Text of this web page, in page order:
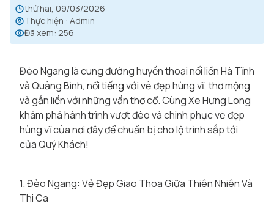
thứ hai, 09/03/2026
Thực hiện : Admin
Đã xem: 256
Đèo Ngang là cung đường huyền thoại nối liền Hà Tĩnh
và Quảng Bình, nổi tiếng với vẻ đẹp hùng vĩ, thơ mộng
và gắn liền với những vần thơ cổ. Cùng Xe Hưng Long
khám phá hành trình vượt đèo và chinh phục vẻ đẹp
hùng vĩ của nơi đây để chuẩn bị cho lộ trình sắp tới
của Quý Khách!
1. Đèo Ngang: Vẻ Đẹp Giao Thoa Giữa Thiên Nhiên Và
Thi Ca